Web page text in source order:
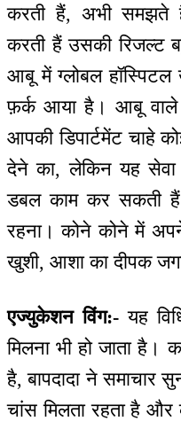
करती हैं, अभी समझते हैं
करती हैं उसकी रिजल्ट
आबू में ग्लोबल
फ़र्क आया है। आबू वाले
आपकी डिपार्टमेंट चाहे
देने का, लेकिन यह सेवा
डबल काम कर सकती
रहना। कोने कोने में
खुशी, आशा का दीपक
एज्युकेशन विंग:- यह
मिलना भी हो जाता है।
है, बापदादा ने समाचार
चांस मिलता रहता है